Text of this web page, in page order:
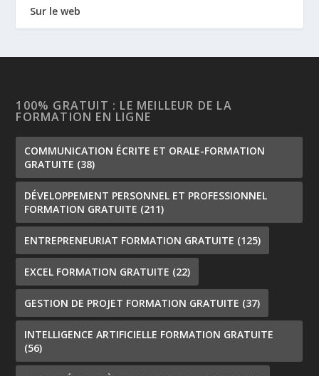
Sur le web
100% GRATUIT : LE MEILLEUR DE LA
FORMATION EN LIGNE
COMMUNICATION ÉCRITE ET ORALE-FORMATION
GRATUITE (38)
DÉVELOPPEMENT PERSONNEL ET PROFESSIONNEL
FORMATION GRATUITE (211)
ENTREPRENEURIAT FORMATION GRATUITE (125)
EXCEL FORMATION GRATUITE (22)
GESTION DE PROJET FORMATION GRATUITE (37)
INTELLIGENCE ARTIFICIELLE FORMATION GRATUITE
(56)